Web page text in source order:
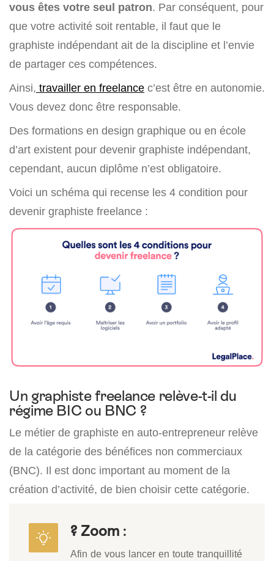
vous êtes votre seul patron. Par conséquent, pour
que votre activité soit rentable, il faut que le
graphiste indépendant ait de la discipline et l’envie
de partager ces compétences.
Ainsi, travailler en freelance c’est être en autonomie.
Vous devez donc être responsable.
Des formations en design graphique ou en école
d’art existent pour devenir graphiste indépendant,
cependant, aucun diplôme n’est obligatoire.
Voici un schéma qui recense les 4 condition pour
devenir graphiste freelance :
Un graphiste freelance relève-t-il du
régime BIC ou BNC ?
Le métier de graphiste en auto-entrepreneur relève
de la catégorie des bénéfices non commerciaux
(BNC). Il est donc important au moment de la
création d’activité, de bien choisir cette catégorie.
? Zoom :
Afin de vous lancer en toute tranquillité